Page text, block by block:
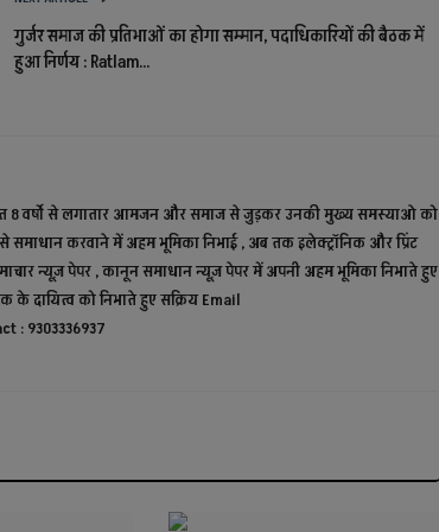
गुर्जर समाज की प्रतिभाओं का होगा सम्मान, पदाधिकारियों की बैठक में
हुआ निर्णय : Ratlam...
विगत 8 वर्षो से लगातार आमजन और समाज से जुड़कर उनकी मुख्य समस्याओ को
करवाने में अहम भूमिका निभाई , अब तक इलेक्ट्रॉनिक और प्रिंट
न्यूज़ पेपर , कानून समाधान न्यूज़ पेपर में अपनी अहम भूमिका निभाते हुए
के दायित्व को निभाते हुए सक्रिय Email
: 9303336937
Happy Daughters Day, Daughters Day, Hindi News, Breaking
News, Live News, Trending...